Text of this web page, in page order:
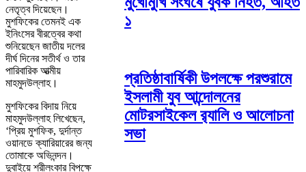
নেতৃত্ব দিয়েছেন।
মুশফিকের তেমনই এক
ইনিংসের বীরত্বের কথা
শুনিয়েছেন জাতীয় দলের
দীর্ঘ দিনের সতীর্থ ও তার
পারিবারিক আত্মীয়
মাহমুদউল্লাহ।
মুশফিকের বিদায় নিয়ে
মাহমুদউল্লাহ লিখেছেন,
‘প্রিয় মুশফিক, দুর্দান্ত
ওয়ানডে ক্যারিয়ারের জন্য
তোমাকে অভিনন্দন।
দুবাইয়ে শ্রীলংকার বিপক্ষে
১
প্রতিষ্ঠাবার্ষিকী উপলক্ষে পরশুরামে
ইসলামী যুব আন্দোলনের
মোটরসাইকেল র‌্যালি ও আলোচনা
সভা